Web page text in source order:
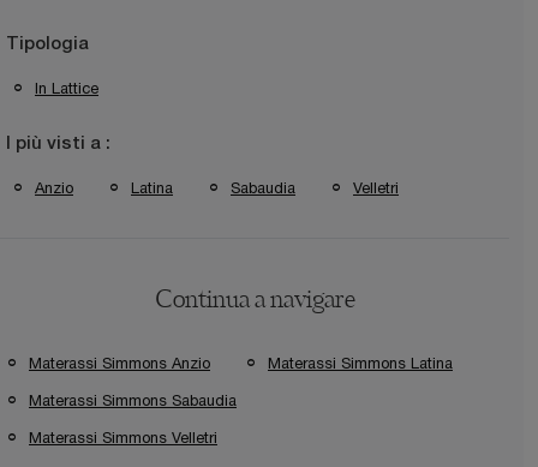
Tipologia
In Lattice
I più visti a :
Anzio Latina Sabaudia Velletri
Continua a navigare
Materassi Simmons Anzio Materassi Simmons Latina
Materassi Simmons Sabaudia
Materassi Simmons Velletri